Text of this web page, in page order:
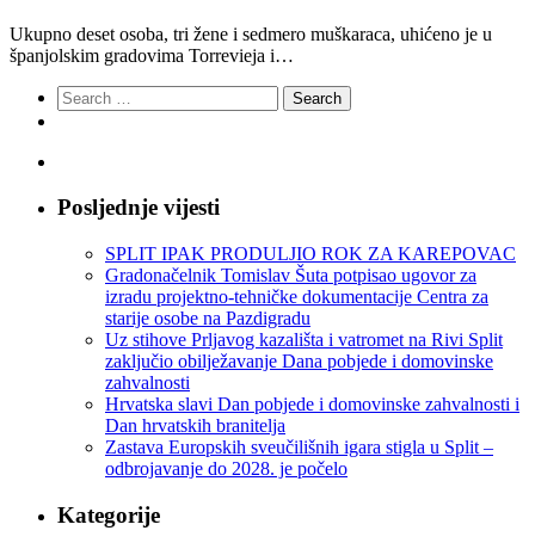
Ukupno deset osoba, tri žene i sedmero muškaraca, uhićeno je u
španjolskim gradovima Torrevieja i…
Search
for:
Posljednje vijesti
SPLIT IPAK PRODULJIO ROK ZA KAREPOVAC
Gradonačelnik Tomislav Šuta potpisao ugovor za
izradu projektno-tehničke dokumentacije Centra za
starije osobe na Pazdigradu
Uz stihove Prljavog kazališta i vatromet na Rivi Split
zaključio obilježavanje Dana pobjede i domovinske
zahvalnosti
Hrvatska slavi Dan pobjede i domovinske zahvalnosti i
Dan hrvatskih branitelja
Zastava Europskih sveučilišnih igara stigla u Split –
odbrojavanje do 2028. je počelo
Kategorije